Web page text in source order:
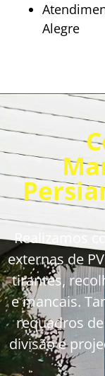
Alegre
Realizamos
externas de
tirantes,
e mancais.
requadros
divisão e